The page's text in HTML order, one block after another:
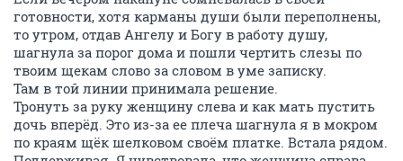
готовности, хотя карманы души были переполнены,
то утром, отдав Ангелу и Богу в работу душу,
шагнула за порог дома и пошли чертить слезы по
твоим щекам слово за словом в уме записку.
Там в той линии принимала решение.
Тронуть за руку женщину слева и как мать пустить
дочь вперёд. Это из-за ее плеча шагнула я в мокром
по краям щёк шелковом своём платке. Встала рядом.